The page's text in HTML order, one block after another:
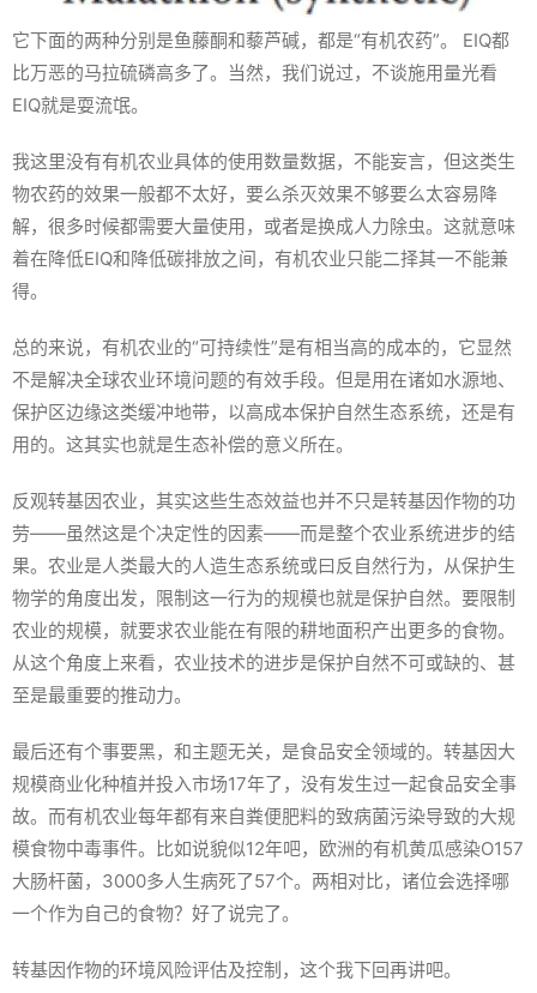
它下面的两种分别是鱼藤酮和藜芦碱，都是“有机农药”。 EIQ都
比万恶的马拉硫磷高多了。当然，我们说过，不谈施用量光看
EIQ就是耍流氓。
我这里没有有机农业具体的使用数量数据，不能妄言，但这类生
物农药的效果一般都不太好，要么杀灭效果不够要么太容易降
解，很多时候都需要大量使用，或者是换成人力除虫。这就意味
着在降低EIQ和降低碳排放之间，有机农业只能二择其一不能兼
得。
总的来说，有机农业的“可持续性”是有相当高的成本的，它显然
不是解决全球农业环境问题的有效手段。但是用在诸如水源地、
保护区边缘这类缓冲地带，以高成本保护自然生态系统，还是有
用的。这其实也就是生态补偿的意义所在。
反观转基因农业，其实这些生态效益也并不只是转基因作物的功
劳——虽然这是个决定性的因素——而是整个农业系统进步的结
果。农业是人类最大的人造生态系统或曰反自然行为，从保护生
物学的角度出发，限制这一行为的规模也就是保护自然。要限制
农业的规模，就要求农业能在有限的耕地面积产出更多的食物。
从这个角度上来看，农业技术的进步是保护自然不可或缺的、甚
至是最重要的推动力。
最后还有个事要黑，和主题无关，是食品安全领域的。转基因大
规模商业化种植并投入市场17年了，没有发生过一起食品安全事
故。而有机农业每年都有来自粪便肥料的致病菌污染导致的大规
模食物中毒事件。比如说貌似12年吧，欧洲的有机黄瓜感染O157
大肠杆菌，3000多人生病死了57个。两相对比，诸位会选择哪
一个作为自己的食物？好了说完了。
转基因作物的环境风险评估及控制，这个我下回再讲吧。